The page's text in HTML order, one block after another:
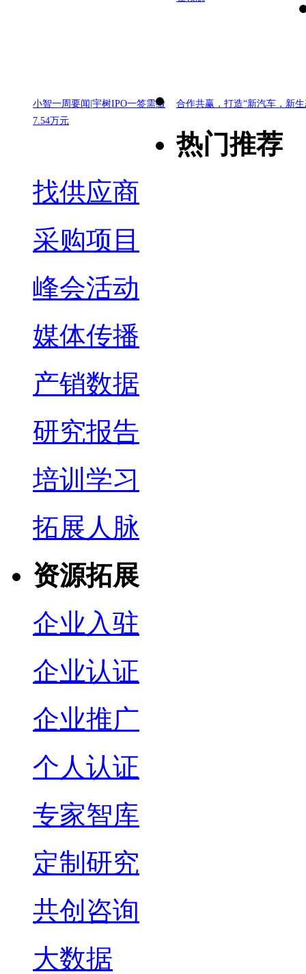
小智一周要闻|宇树IPO一签需缴
7.54万元
合作共赢，打造“新汽车，新生
热门推荐
找供应商
采购项目
峰会活动
媒体传播
产销数据
研究报告
培训学习
拓展人脉
资源拓展
企业入驻
企业认证
企业推广
个人认证
专家智库
定制研究
共创咨询
大数据